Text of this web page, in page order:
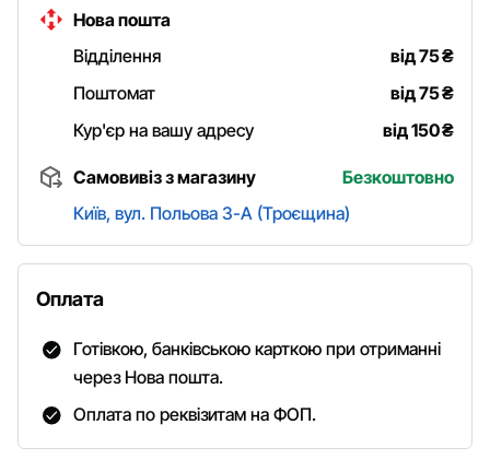
Нова пошта
Відділення
від 75₴
Поштомат
від 75₴
Кур'єр на вашу адресу
від 150₴
Самовивіз з магазину
Безкоштовно
Київ, вул. Польова 3-А (Троєщина)
Оплата
Готівкою, банківською карткою при отриманні
через Нова пошта.
Оплата по реквізитам на ФОП.